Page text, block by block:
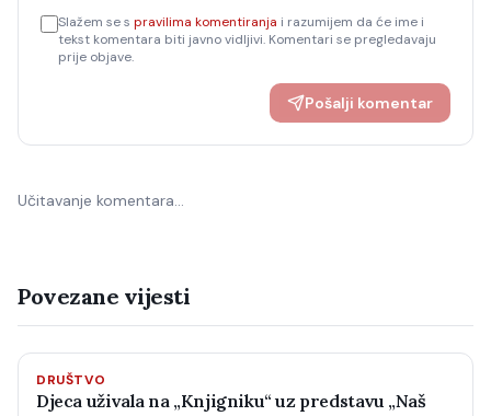
Slažem se s pravilima komentiranja i razumijem da će ime i
tekst komentara biti javno vidljivi. Komentari se pregledavaju
prije objave.
Pošalji komentar
Učitavanje komentara…
Povezane vijesti
DRUŠTVO
Djeca uživala na „Knjigniku“ uz predstavu „Naš